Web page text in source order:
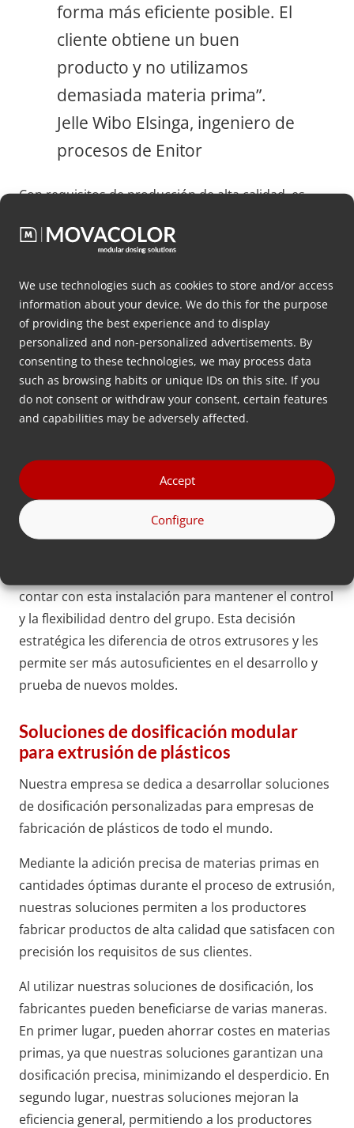
We use technologies such as cookies to store and/or access
information about your device. We do this for the purpose
of providing the best experience and to display
personalized and non-personalized advertisements. By
consenting to these technologies, we may process data
such as browsing habits or unique IDs on this site. If you
do not consent or withdraw your consent, certain features
and capabilities may be adversely affected.
Accept
Configure
forma más eficiente posible. El
cliente obtiene un buen
producto y no utilizamos
demasiada materia prima”.
Jelle Wibo Elsinga, ingeniero de
procesos de Enitor
Con requisitos de producción de alta calidad, es
producto final cumple los requisitos especificados.
gama de pruebas para evaluar la resistencia, la
estructura, la solidez del color y otros aspectos
importantes de los productos finales. Es realmente
fascinante ser testigo del nivel de profesionalidad
con el que Enitor aborda estos procesos.
Fabricación propia de moldes
fabricación interna de moldes de Enitor. Fue una
agradable sorpresa, ya que no es habitual que las
empresas de extrusión cuenten con su propio
departamento de fabricación de herramientas.
contar con esta instalación para mantener el control
y la flexibilidad dentro del grupo. Esta decisión
estratégica les diferencia de otros extrusores y les
permite ser más autosuficientes en el desarrollo y
prueba de nuevos moldes.
Soluciones de dosificación modular
para extrusión de plásticos
Nuestra empresa se dedica a desarrollar soluciones
de dosificación personalizadas para empresas de
fabricación de plásticos de todo el mundo.
Mediante la adición precisa de materias primas en
cantidades óptimas durante el proceso de extrusión,
nuestras soluciones permiten a los productores
fabricar productos de alta calidad que satisfacen con
precisión los requisitos de sus clientes.
Al utilizar nuestras soluciones de dosificación, los
fabricantes pueden beneficiarse de varias maneras.
En primer lugar, pueden ahorrar costes en materias
primas, ya que nuestras soluciones garantizan una
dosificación precisa, minimizando el desperdicio. En
segundo lugar, nuestras soluciones mejoran la
eficiencia general, permitiendo a los productores